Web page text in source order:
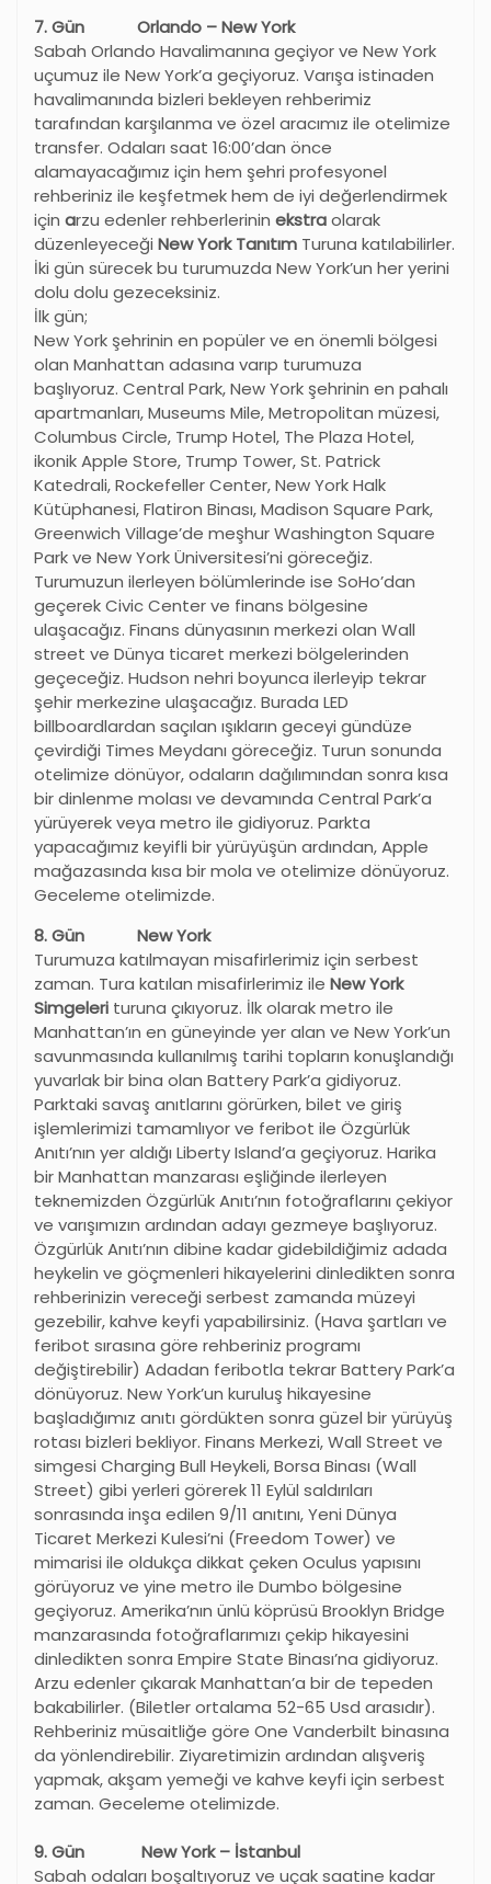
7. Gün Orlando – New York
Sabah Orlando Havalimanına geçiyor ve New York
uçumuz ile New York’a geçiyoruz. Varışa istinaden
havalimanında bizleri bekleyen rehberimiz
tarafından karşılanma ve özel aracımız ile otelimize
transfer. Odaları saat 16:00’dan önce
alamayacağımız için hem şehri profesyonel
rehberiniz ile keşfetmek hem de iyi değerlendirmek
için arzu edenler rehberlerinin ekstraolarak
düzenleyeceği New York Tanıtım Turuna katılabilirler.
İki gün sürecek bu turumuzda New York’un her yerini
dolu dolu gezeceksiniz.
İlk gün;
New York şehrinin en popüler ve en önemli bölgesi
olan Manhattan adasına varıp turumuza
başlıyoruz. Central Park, New York şehrinin en pahalı
apartmanları, Museums Mile, Metropolitan müzesi,
Columbus Circle, Trump Hotel, The Plaza Hotel,
ikonik Apple Store, Trump Tower, St. Patrick
Katedrali, Rockefeller Center, New York Halk
Kütüphanesi, Flatiron Binası, Madison Square Park,
Greenwich Village’de meşhur Washington Square
Park ve New York Üniversitesi’ni göreceğiz.
Turumuzun ilerleyen bölümlerinde ise SoHo’dan
geçerek Civic Center ve finans bölgesine
ulaşacağız. Finans dünyasının merkezi olan Wall
street ve Dünya ticaret merkezi bölgelerinden
geçeceğiz. Hudson nehri boyunca ilerleyip tekrar
şehir merkezine ulaşacağız. Burada LED
billboardlardan saçılan ışıkların geceyi gündüze
çevirdiği Times Meydanı göreceğiz. Turun sonunda
otelimize dönüyor, odaların dağılımından sonra kısa
bir dinlenme molası ve devamında Central Park’a
yürüyerek veya metro ile gidiyoruz. Parkta
yapacağımız keyifli bir yürüyüşün ardından, Apple
mağazasında kısa bir mola ve otelimize dönüyoruz.
Geceleme otelimizde.
8. Gün New York
Turumuza katılmayan misafirlerimiz için serbest
zaman. Tura katılan misafirlerimiz ile New York
Simgeleri turuna çıkıyoruz. İlk olarak metro ile
Manhattan’ın en güneyinde yer alan ve New York’un
savunmasında kullanılmış tarihi topların konuşlandığı
yuvarlak bir bina olan Battery Park’a gidiyoruz.
Parktaki savaş anıtlarını görürken, bilet ve giriş
işlemlerimizi tamamlıyor ve feribot ile Özgürlük
Anıtı’nın yer aldığı Liberty Island’a geçiyoruz. Harika
bir Manhattan manzarası eşliğinde ilerleyen
teknemizden Özgürlük Anıtı’nın fotoğraflarını çekiyor
ve varışımızın ardından adayı gezmeye başlıyoruz.
Özgürlük Anıtı’nın dibine kadar gidebildiğimiz adada
heykelin ve göçmenleri hikayelerini dinledikten sonra
rehberinizin vereceği serbest zamanda müzeyi
gezebilir, kahve keyfi yapabilirsiniz. (Hava şartları ve
feribot sırasına göre rehberiniz programı
değiştirebilir) Adadan feribotla tekrar Battery Park’a
dönüyoruz. New York’un kuruluş hikayesine
başladığımız anıtı gördükten sonra güzel bir yürüyüş
rotası bizleri bekliyor. Finans Merkezi, Wall Street ve
simgesi Charging Bull Heykeli, Borsa Binası (Wall
Street) gibi yerleri görerek 11 Eylül saldırıları
sonrasında inşa edilen 9/11 anıtını, Yeni Dünya
Ticaret Merkezi Kulesi’ni (Freedom Tower) ve
mimarisi ile oldukça dikkat çeken Oculus yapısını
görüyoruz ve yine metro ile Dumbo bölgesine
geçiyoruz. Amerika’nın ünlü köprüsü Brooklyn Bridge
manzarasında fotoğraflarımızı çekip hikayesini
dinledikten sonra Empire State Binası’na gidiyoruz.
Arzu edenler çıkarak Manhattan’a bir de tepeden
bakabilirler. (Biletler ortalama 52-65 Usd arasıdır).
Rehberiniz müsaitliğe göre One Vanderbilt binasına
da yönlendirebilir. Ziyaretimizin ardından alışveriş
yapmak, akşam yemeği ve kahve keyfi için serbest
zaman. Geceleme otelimizde.
9. Gün New York – İstanbul
Sabah odaları boşaltıyoruz ve uçak saatine kadar